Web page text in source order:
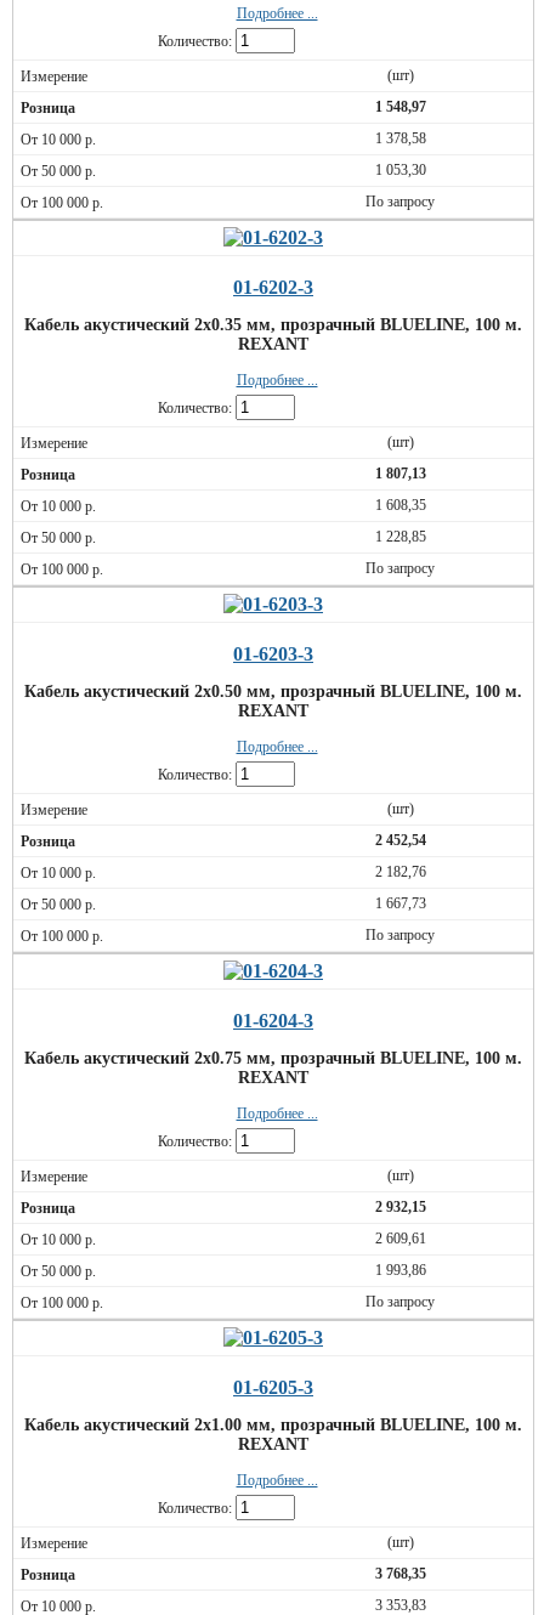
Подробнее ...
Количество:
(шт)
1 548,97
1 378,58
1 053,30
По запросу
01-6202-3
Кабель акустический 2х0.35 мм, прозрачный BLUELINE, 100 м.
REXANT
Подробнее ...
Количество:
(шт)
1 807,13
1 608,35
1 228,85
По запросу
01-6203-3
Кабель акустический 2х0.50 мм, прозрачный BLUELINE, 100 м.
REXANT
Подробнее ...
Количество:
(шт)
2 452,54
2 182,76
1 667,73
По запросу
01-6204-3
Кабель акустический 2х0.75 мм, прозрачный BLUELINE, 100 м.
REXANT
Подробнее ...
Количество:
(шт)
2 932,15
2 609,61
1 993,86
По запросу
01-6205-3
Кабель акустический 2х1.00 мм, прозрачный BLUELINE, 100 м.
REXANT
Подробнее ...
Количество:
(шт)
3 768,35
3 353,83